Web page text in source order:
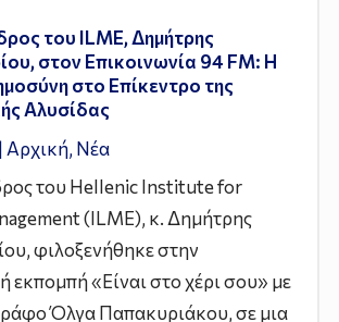
του ILME, Δημήτρης
στον Επικοινωνία 94 FM: Η
στο Επίκεντρο της
Αλυσίδας
| Αρχική, Νέα
του Hellenic Institute for
(ILME), κ. Δημήτρης
φιλοξενήθηκε στην
εκπομπή «Είναι στο χέρι σου» με
Όλγα Παπακυριάκου, σε μια